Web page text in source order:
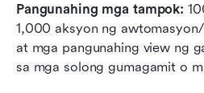
Pangunahing mga tampok:
1,000 aksyon ng
at mga pangunahing view ng
sa mga solong gumagamit o